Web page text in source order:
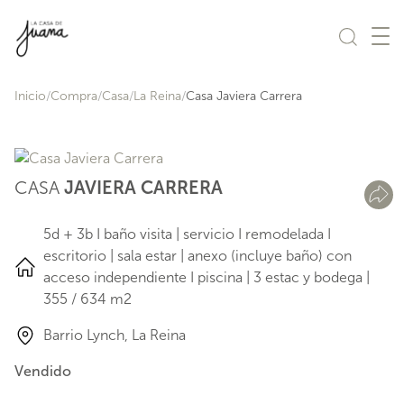
Inicio Compra Casa La Reina Casa Javiera Carrera
CASA JAVIERA CARRERA
5d + 3b I baño visita | servicio I remodelada I
escritorio | sala estar | anexo (incluye baño) con
acceso independiente I piscina | 3 estac y bodega |
355 / 634 m2
Barrio Lynch, La Reina
Vendido